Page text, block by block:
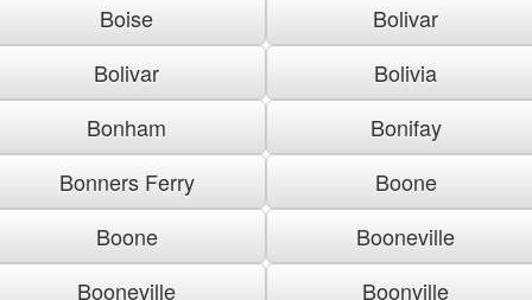
Boise
Bolivar
Bolivar
Bolivia
Bonham
Bonifay
Bonners Ferry
Boone
Boone
Booneville
Booneville
Boonville